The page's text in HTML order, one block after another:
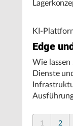
KI-
Edge
Wie lassen
Dienste
1 2